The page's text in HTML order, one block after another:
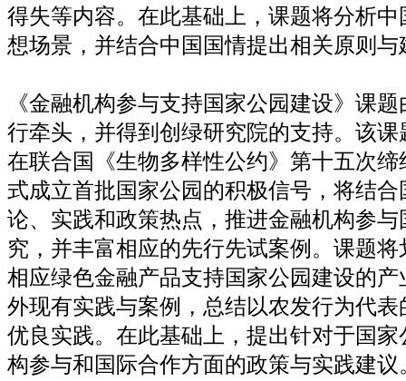
得失等内容。在此基础上，课题将分析
想场景，并结合中国国情提出相关原则与
《金融机构参与支持国家公园建设》课
行牵头，并得到创绿研究院的支持。该
在联合国《生物多样性公约》第十五次
式成立首批国家公园的积极信号，将结
论、实践和政策热点，推进金融机构参
究，并丰富相应的先行先试案例。课题
相应绿色金融产品支持国家公园建设的
外现有实践与案例，总结以农发行为代
优良实践。在此基础上，提出针对于国
构参与和国际合作方面的政策与实践建议